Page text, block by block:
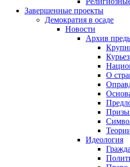
Завершенные проекты
Демократия в осаде
Новости
Архив
О
Идеология